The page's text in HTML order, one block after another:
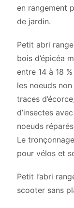
en rangement
de jardin.
Petit abri
bois d’épicéa
entre 14 à 18
les noeuds
traces
d’insectes
noeuds
Le
pour vélos et
Petit l’abri
scooter sans